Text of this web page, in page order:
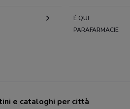
É QUI
PARAFARMACIE
e cataloghi per città